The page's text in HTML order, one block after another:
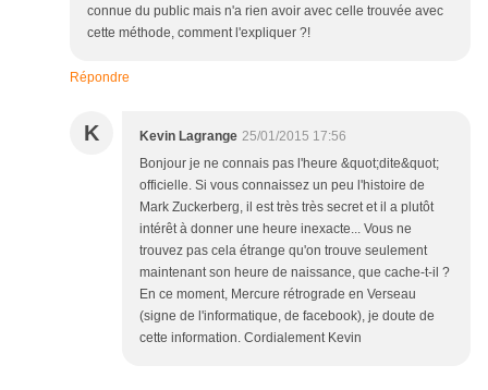
connue du public mais n'a rien avoir avec celle trouvée avec
cette méthode, comment l'expliquer ?!
Répondre
K Kevin Lagrange 25/01/2015 17:56
Bonjour je ne connais pas l'heure &quot;dite&quot;
officielle. Si vous connaissez un peu l'histoire de
Mark Zuckerberg, il est très très secret et il a plutôt
intérêt à donner une heure inexacte... Vous ne
trouvez pas cela étrange qu'on trouve seulement
maintenant son heure de naissance, que cache-t-il ?
En ce moment, Mercure rétrograde en Verseau
(signe de l'informatique, de facebook), je doute de
cette information. Cordialement Kevin